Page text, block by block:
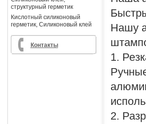
структурный герметик
Кислотный силиконовый
герметик, Силиконовый клей
Контакты
Нашу
1.
2.